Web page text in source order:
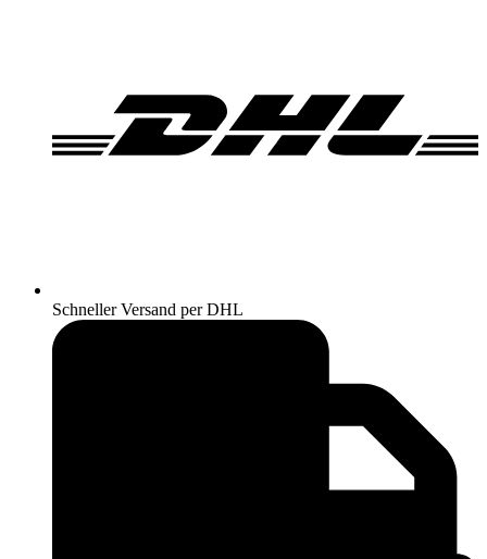
Schneller Versand per DHL